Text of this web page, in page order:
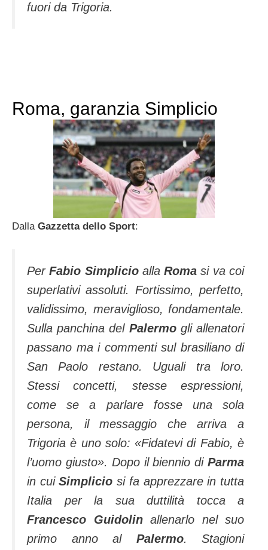
fuori da Trigoria.
Roma, garanzia Simplicio
Dalla Gazzetta dello Sport:
PerFabio SimplicioallaRoma si va coi
superlativi assoluti. Fortissimo, perfetto,
validissimo, meraviglioso, fondamentale.
Sulla panchina del Palermogli allenatori
passano ma i commenti sul brasiliano di
San Paolo restano. Uguali tra loro.
Stessi concetti, stesse espressioni,
come se a parlare fosse una sola
persona, il messaggio che arriva a
Trigoria è uno solo: «Fidatevi di Fabio, è
l’uomo giusto». Dopo il biennio di Parma
in cuiSimplicio si fa apprezzare in tutta
Italia per la sua duttilità tocca a
Francesco Guidolinallenarlo nel suo
primo anno al Palermo. Stagioni